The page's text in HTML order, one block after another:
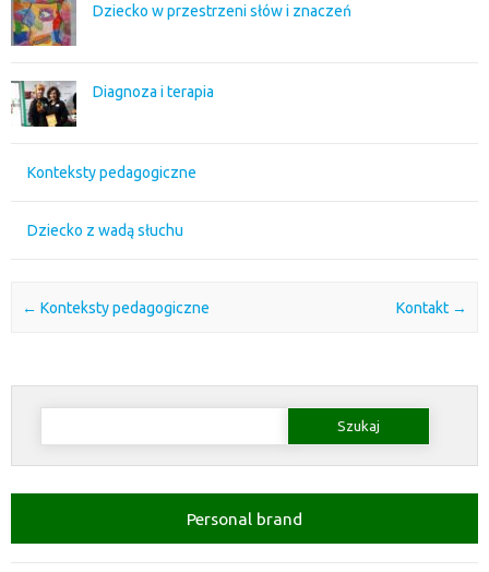
Dziecko w przestrzeni słów i znaczeń
Diagnoza i terapia
Konteksty pedagogiczne
Dziecko z wadą słuchu
Post navigation
← Konteksty pedagogiczne Kontakt →
Szukaj:
Personal brand